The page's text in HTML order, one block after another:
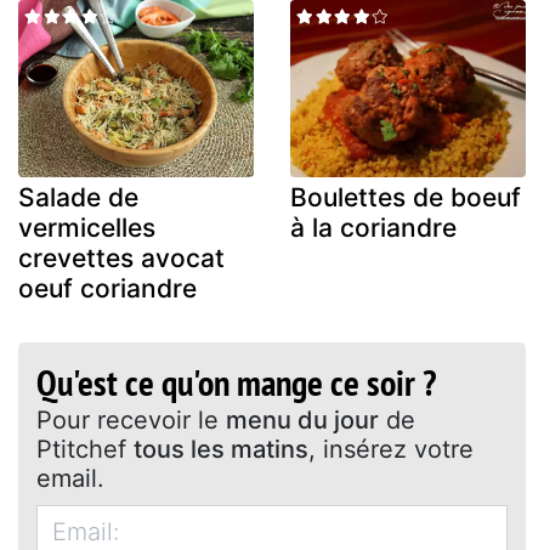
Salade de
vermicelles
crevettes avocat
oeuf coriandre
Boulettes de boeuf
à la coriandre
Qu'est ce qu'on mange ce soir ?
Pour recevoir le menu du jour de
Ptitchef tous les matins, insérez votre
email.